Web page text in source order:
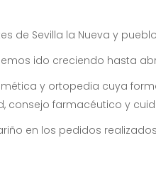
de Sevilla la Nueva y
ido creciendo hasta
y ortopedia cuya
consejo farmacéutico y
en los pedidos